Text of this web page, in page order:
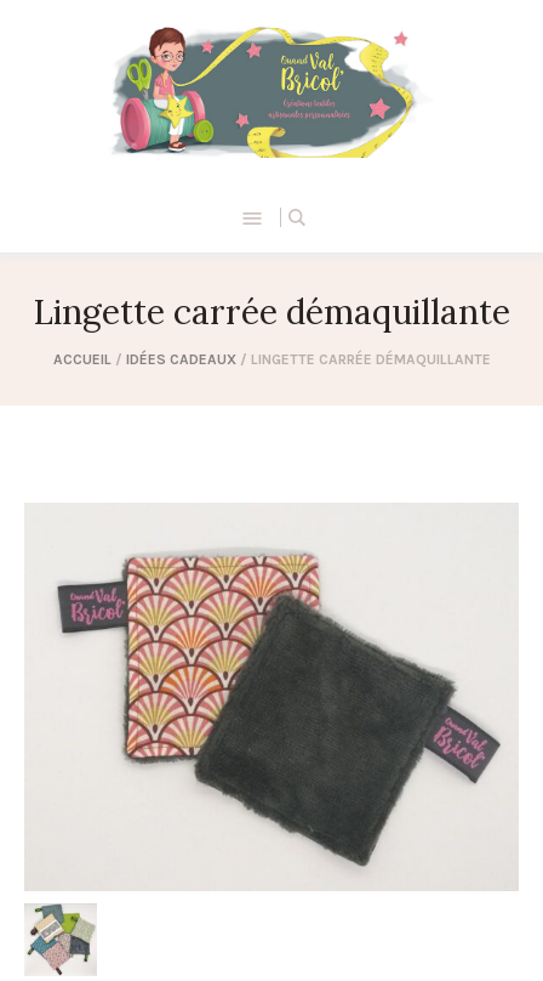
Lingette carrée démaquillante
ACCUEIL / IDÉES CADEAUX/ LINGETTE CARRÉE DÉMAQUILLANTE